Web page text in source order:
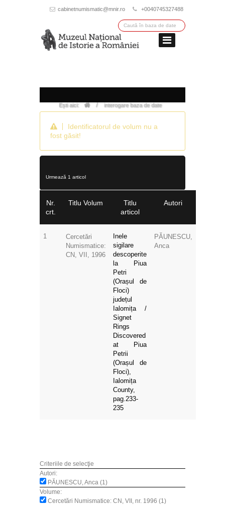
cabinetnumismatic@mnir.ro +0040745327488
Ești aici: / interogare baza de date
Identificatorul de volum nu a
fost găsit!
Urmează 1 articol
Nr.
crt.
Titlu Volum
Titlu
articol
Autori
1
Cercetări
Numismatice:
CN, VII, 1996
Inele
sigilare
descoperite
la Piua
Petri
(Orașul de
Floci)
județul
Ialomița /
Signet
Rings
Discovered
at Piua
Petrii
(Orașul de
Floci),
Ialomița
County,
pag.233-
235
PĂUNESCU,
Anca
Criteriile de selecţie
Autori:
PĂUNESCU, Anca (1)
Volume:
Cercetări Numismatice: CN, VII, nr. 1996 (1)